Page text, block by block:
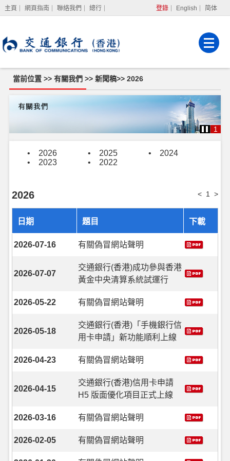
主頁 網頁指南 聯絡我們 總行 登錄 English 简体
當前位置 >> 有關我們 >> 新聞稿>> 2026
1
• 2026 • 2025 •
2024
•
2023 • 2022
2026 < 1 >
日期 題目 下載
2026-07-16 有關偽冒網站聲明
2026-07-07
交通銀行(香港)成功參與香港
黃金中央清算系統試運行
2026-05-22 有關偽冒網站聲明
2026-05-18
交通銀行(香港)「手機銀行信
用卡申請」新功能順利上線
2026-04-23 有關偽冒網站聲明
2026-04-15
交通銀行(香港)信用卡申請
H5 版面優化項目正式上線
2026-03-16 有關偽冒網站聲明
2026-02-05 有關偽冒網站聲明